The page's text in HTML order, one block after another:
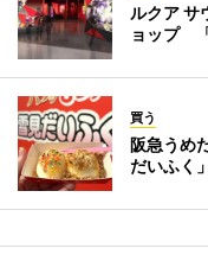
ルクア サ
ョップ
買う
阪急うめ
だいふく